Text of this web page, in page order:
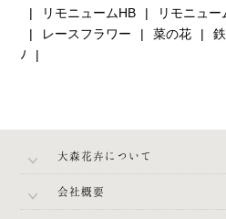
リモニュームHB
リモニュ
レースフラワー
菜の花
ﾉ
大森花卉について
会社概要